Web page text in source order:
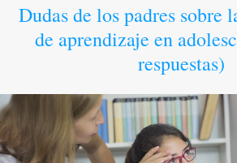
Dudas de los padres sobre
de aprendizaje en
respuestas)